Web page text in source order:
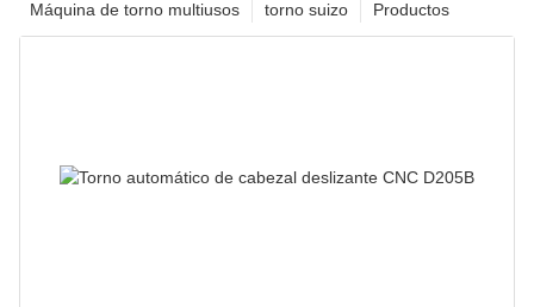
Productos
torno suizo
Máquina de torno multiusos